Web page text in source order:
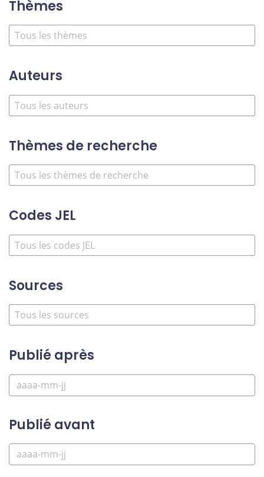
Thèmes
Auteurs
Thèmes de recherche
Codes JEL
Sources
Publié après
Publié avant